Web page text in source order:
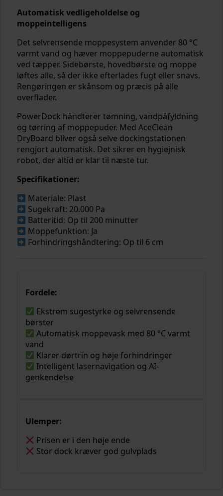
Automatisk vedligeholdelse og
moppeintelligens
Det selvrensende moppesystem anvender 80 °C
varmt vand og hæver moppepuderne automatisk
ved tæpper. Sidebørste, hovedbørste og moppe
løftes alle, så der ikke efterlades fugt eller snavs.
Rengøringen er skånsom og præcis på alle
overflader.
PowerDock håndterer tømning, vandpåfyldning
og tørring af moppepuder. Med AceClean
DryBoard bliver også selve dockingstationen
rengjort automatisk. Det sikrer en hygiejnisk
robot, der altid er klar til næste tur.
Specifikationer:
Materiale: Plast
Sugekraft: 20.000 Pa
Batteritid: Op til 200 minutter
Moppefunktion: Ja
Forhindringshåndtering: Op til 6 cm
Fordele:
Ekstrem sugestyrke og selvrensende
børster
Automatisk moppevask med 80 °C varmt
vand
Klarer dørtrin og høje forhindringer
Intelligent lasernavigation og AI-
genkendelse
Ulemper:
Prisen er i den høje ende
Stor dock kræver god gulvplads